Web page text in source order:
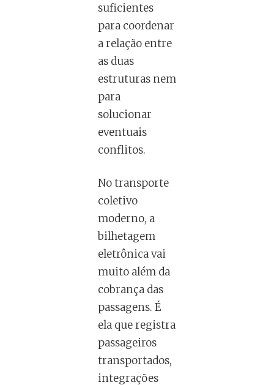
suficientes
para coordenar
a relação entre
as duas
estruturas nem
para
solucionar
eventuais
conflitos.
No transporte
coletivo
moderno, a
bilhetagem
eletrônica vai
muito além da
cobrança das
passagens. É
ela que registra
passageiros
transportados,
integrações